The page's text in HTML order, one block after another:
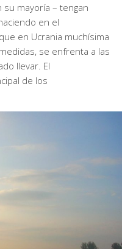
mayoría – tengan
en el
en Ucrania muchísima
se enfrenta a las
llevar. El
de los